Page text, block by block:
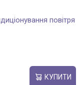
повітря
КУПИТИ